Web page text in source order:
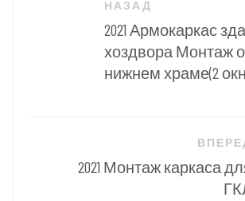
НАЗАД
2021 Армокаркас
хоздвора Монтаж
нижнем храме(2
2021 Монтаж каркаса